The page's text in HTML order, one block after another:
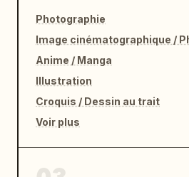
Photographie
Anime / Manga
Illustration
Croquis / Dessin au trait
Voir plus